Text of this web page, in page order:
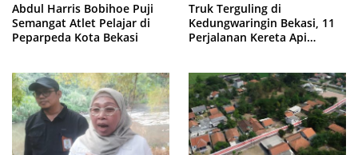
Abdul Harris Bobihoe Puji
Semangat Atlet Pelajar di
Peparpeda Kota Bekasi
Truk Terguling di
Kedungwaringin Bekasi, 11
Perjalanan Kereta Api